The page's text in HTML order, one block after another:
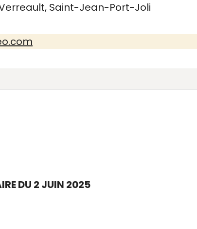
Verreault, Saint-Jean-Port-Joli
DU 2 JUIN 2025